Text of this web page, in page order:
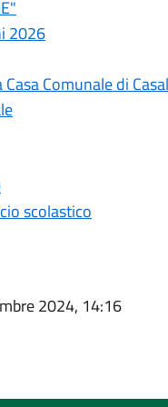
2026
Comunale di
scolastico
2024, 14:16